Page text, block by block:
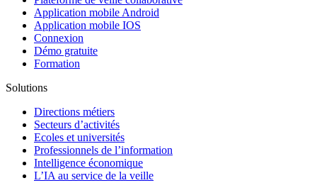
Application mobile Android
Application mobile IOS
Connexion
Démo gratuite
Formation
Solutions
Directions métiers
Secteurs d’activités
Ecoles et universités
Professionnels de l’information
Intelligence économique
L’IA au service de la veille